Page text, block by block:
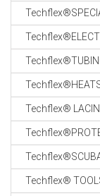
Techflex®
Techflex®